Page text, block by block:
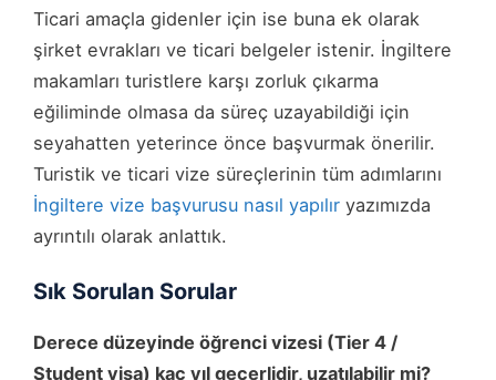
Ticari amaçla gidenler için ise buna ek olarak
şirket evrakları ve ticari belgeler istenir. İngiltere
makamları turistlere karşı zorluk çıkarma
eğiliminde olmasa da süreç uzayabildiği için
seyahatten yeterince önce başvurmak önerilir.
Turistik ve ticari vize süreçlerinin tüm adımlarını
İngiltere vize başvurusu nasıl yapılır yazımızda
ayrıntılı olarak anlattık.
Sık Sorulan Sorular
Derece düzeyinde öğrenci vizesi (Tier 4 /
Student visa) kaç yıl geçerlidir, uzatılabilir mi?